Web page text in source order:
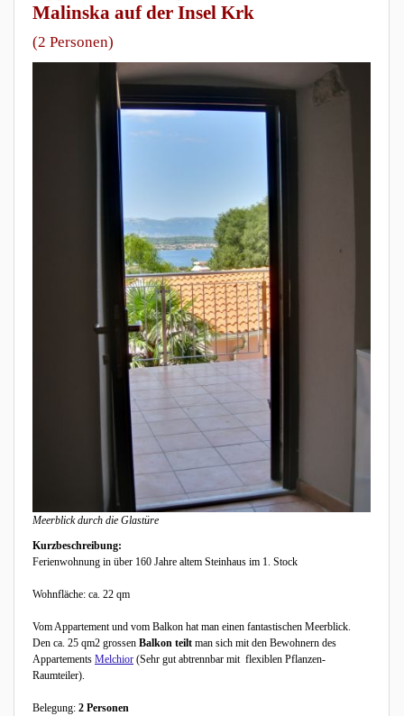
Malinska auf der Insel Krk
(2 Personen)
Meerblick durch die Glastüre
Kurzbeschreibung:
Ferienwohnung in über 160 Jahre altem Steinhaus im 1. Stock
Wohnfläche: ca. 22 qm
Vom Appartement und vom Balkon hat man einen fantastischen Meerblick.
Den ca. 25 qm2 grossen Balkon teilt man sich mit den Bewohnern des
Appartements Melchior (Sehr gut abtrennbar mit flexiblen Pflanzen-
Raumteiler).
Belegung: 2 Personen